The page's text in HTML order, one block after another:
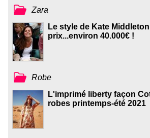
Zara
Le style de Kate
prix...environ 40.000€ !
Robe
L'imprimé liberty façon
robes printemps-été 2021